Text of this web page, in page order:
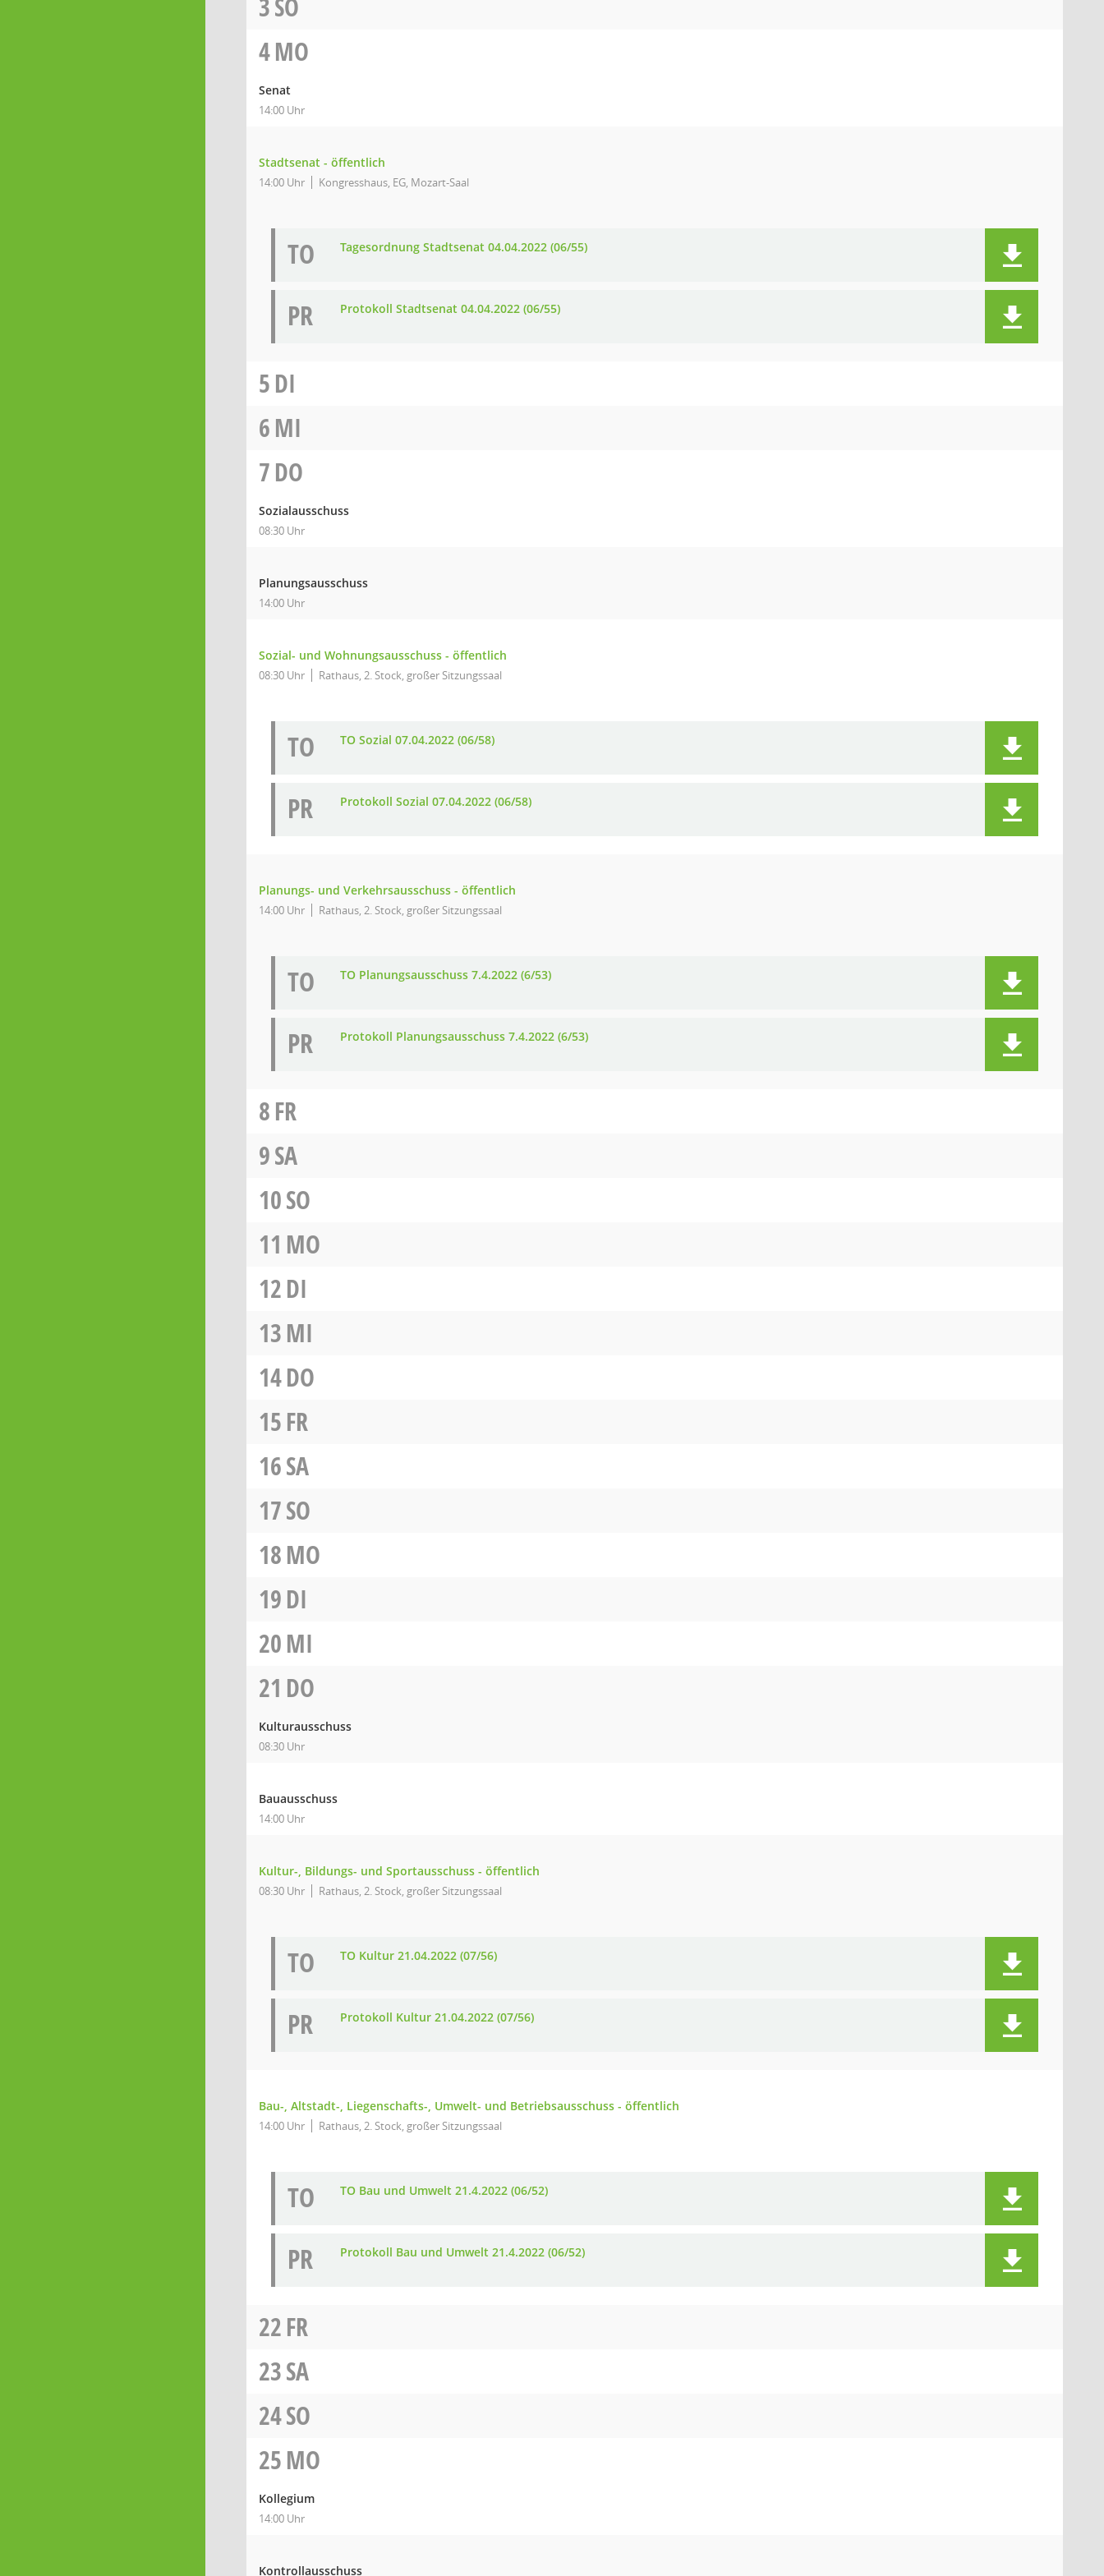
3SO
4MO
Senat
14:00 Uhr
Stadtsenat - öffentlich
14:00 Uhr Kongresshaus, EG, Mozart-Saal
TO Tagesordnung Stadtsenat 04.04.2022 (06/55)
PR Protokoll Stadtsenat 04.04.2022 (06/55)
5DI
6MI
7DO
Sozialausschuss
08:30 Uhr
Planungsausschuss
14:00 Uhr
Sozial- und Wohnungsausschuss - öffentlich
08:30 Uhr Rathaus, 2. Stock, großer Sitzungssaal
TO TO Sozial 07.04.2022 (06/58)
PR Protokoll Sozial 07.04.2022 (06/58)
Planungs- und Verkehrsausschuss - öffentlich
14:00 Uhr Rathaus, 2. Stock, großer Sitzungssaal
TO TO Planungsausschuss 7.4.2022 (6/53)
PR Protokoll Planungsausschuss 7.4.2022 (6/53)
8FR
9SA
10SO
11 MO
12DI
13MI
14DO
15FR
16SA
17SO
18MO
19DI
20MI
21 DO
Kulturausschuss
08:30 Uhr
Bauausschuss
14:00 Uhr
Kultur-, Bildungs- und Sportausschuss - öffentlich
08:30 Uhr Rathaus, 2. Stock, großer Sitzungssaal
TO TO Kultur 21.04.2022 (07/56)
PR Protokoll Kultur 21.04.2022 (07/56)
Bau-, Altstadt-, Liegenschafts-, Umwelt- und Betriebsausschuss - öffentlich
14:00 Uhr Rathaus, 2. Stock, großer Sitzungssaal
TO TO Bau und Umwelt 21.4.2022 (06/52)
PR Protokoll Bau und Umwelt 21.4.2022 (06/52)
22FR
23SA
24SO
25MO
Kollegium
14:00 Uhr
Kontrollausschuss